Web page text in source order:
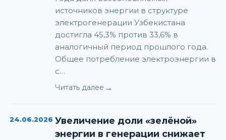
источников энергии в структуре
электрогенерации Узбекистана
достигла 45,3% против 33,6% в
аналогичный период прошлого года.
Общее потребление электроэнергии в
с…
Читать далее →
24.06.2026 Увеличение доли «зелёной»
энергии в генерации снижает